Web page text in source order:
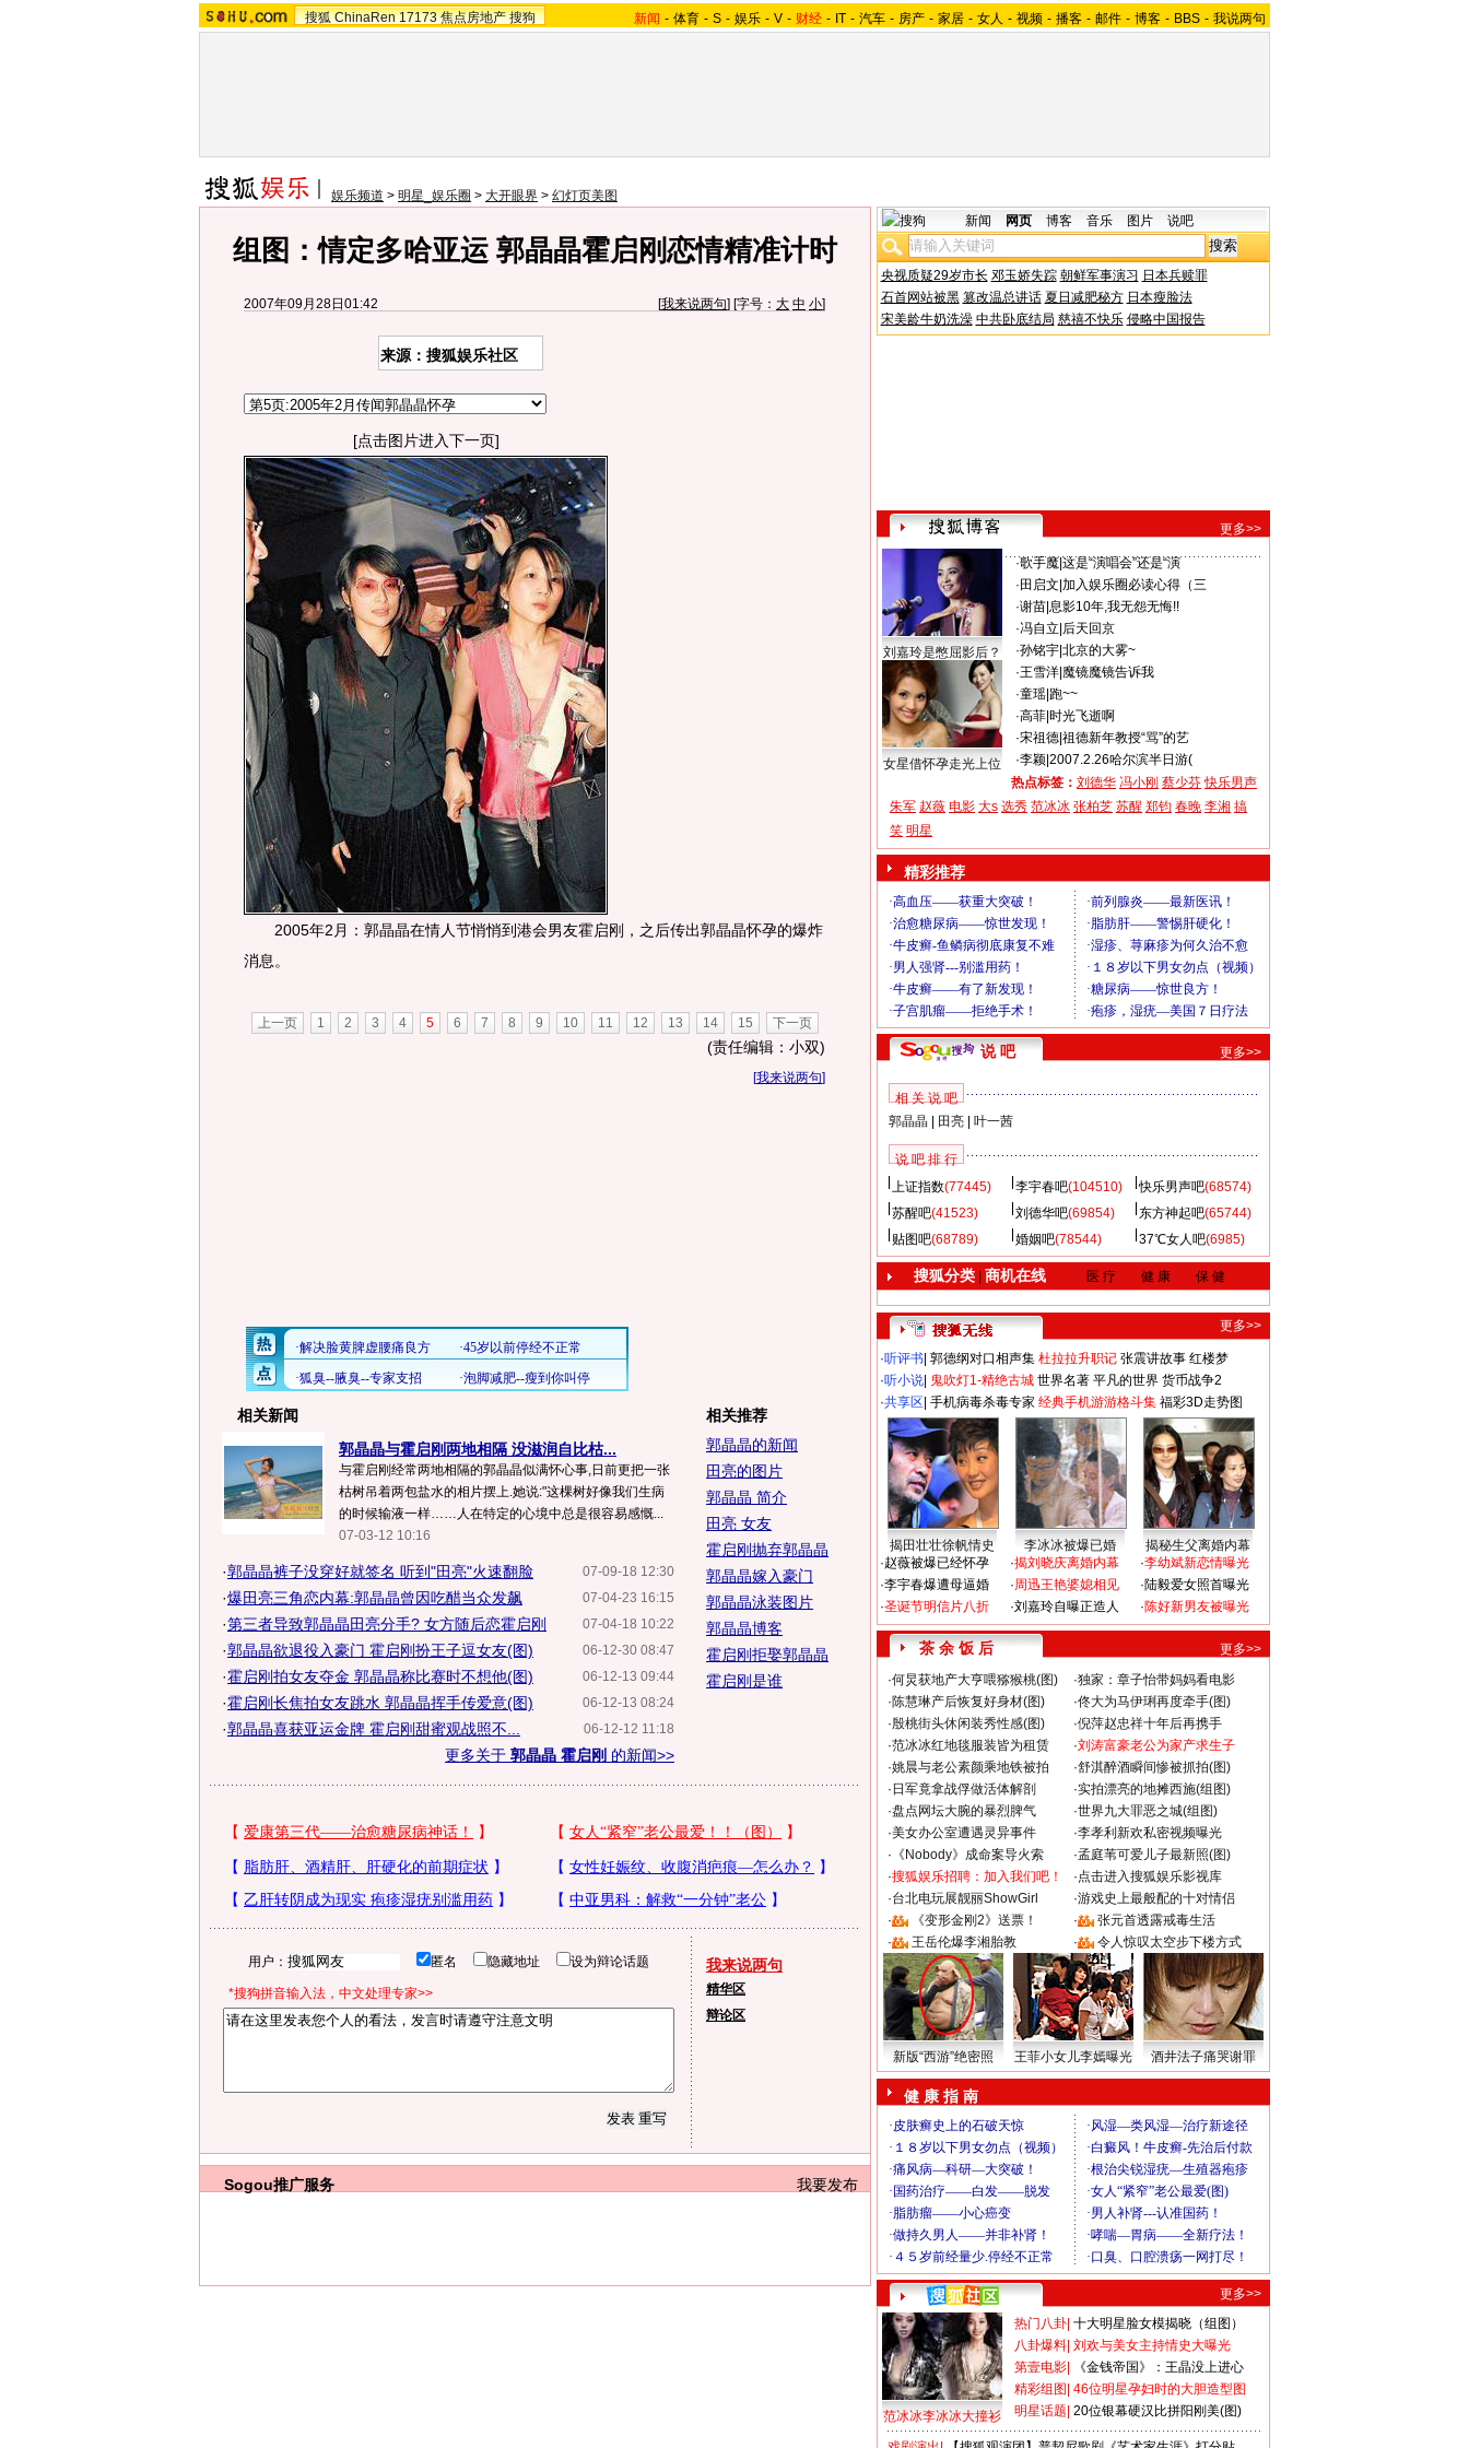
搜狐 ChinaRen 17173 焦点房地产 搜狗 新闻 - 体育 - S - 娱乐 - V - 财经 - IT - 汽车 - 房产 - 家居 - 女人 - 视频 - 播客 - 邮件 - 博客 - BBS - 我说两句
娱乐频道 > 明星_娱乐圈 > 大开眼界 > 幻灯页美图
组图：情定多哈亚运 郭晶晶霍启刚恋情精准计时
2007年09月28日01:42 [我来说两句] [字号： 大 中 小]
来源：搜狐娱乐社区
[点击图片进入下一页]
2005年2月：郭晶晶在情人节悄悄到港会男友霍启刚，之后传出郭晶晶怀孕的爆炸
消息。
上一页 1 2 3 4 5 6 7 8 9 10 11 12 13 14 15 下一页
(责任编辑：小双)
[我来说两句]
相关新闻
郭晶晶与霍启刚两地相隔 没滋润自比枯...
与霍启刚经常两地相隔的郭晶晶似满怀心事,日前更把一张
枯树吊着两包盐水的相片摆上.她说:"这棵树好像我们生病
的时候输液一样……人在特定的心境中总是很容易感慨...
07-03-12 10:16
07-09-18 12:30
·郭晶晶裤子没穿好就签名 听到"田亮"火速翻脸
07-04-23 16:15
·爆田亮三角恋内幕:郭晶晶曾因吃醋当众发飙
07-04-18 10:22
·第三者导致郭晶晶田亮分手? 女方随后恋霍启刚
06-12-30 08:47
·郭晶晶欲退役入豪门 霍启刚扮王子逗女友(图)
06-12-13 09:44
·霍启刚拍女友夺金 郭晶晶称比赛时不想他(图)
06-12-13 08:24
·霍启刚长焦拍女友跳水 郭晶晶挥手传爱意(图)
06-12-12 11:18
·郭晶晶喜获亚运金牌 霍启刚甜蜜观战照不...
更多关于 郭晶晶 霍启刚 的新闻>>
相关推荐
郭晶晶的新闻
田亮的图片
郭晶晶 简介
田亮 女友
霍启刚抛弃郭晶晶
郭晶晶嫁入豪门
郭晶晶泳装图片
郭晶晶博客
霍启刚拒娶郭晶晶
霍启刚是谁
用户： 匿名 隐藏地址 设为辩论话题
*搜狗拼音输入法，中文处理专家>>
我来说两句
精华区
辩论区
我要发布
Sogou推广服务
新闻 网页 博客 音乐 图片 说吧
央视质疑29岁市长 邓玉娇失踪 朝鲜军事演习 日本兵赎罪
石首网站被黑 篡改温总讲话 夏日减肥秘方 日本瘦脸法
宋美龄牛奶洗澡 中共卧底结局 慈禧不快乐 侵略中国报告
更多>>
刘嘉玲是憋屈影后？
女星借怀孕走光上位
·歌手魔| 这是“演唱会”还是“演
· 田启文 加入娱乐圈必读心得（三
·谢苗| 息影10年,我无怨无悔!!
·冯自立 后天回京
·孙铭宇| 北京的大雾~
·王雪洋| 魔镜魔镜告诉我
·童瑶| 跑~~
·高菲| 时光飞逝啊
·宋祖德| 祖德新年教授“骂”的艺
·李颖| 2007.2.26哈尔滨半日游(
热点标签： 刘德华 冯小刚 蔡少芬 快乐男声
朱军 赵薇 电影 大s 选秀 范冰冰 张柏芝 苏醒 郑钧 春晚 李湘 搞
笑 明星
精彩推荐
说 吧 更多>>
相 关 说 吧
郭晶晶| 田亮| 叶一茜
说 吧 排 行
上证指数(77445) 李宇春吧(104510) 快乐男声吧(68574)
苏醒吧(41523) 刘德华吧(69854) 东方神起吧(65744)
贴图吧(68789) 婚姻吧(78544) 37℃女人吧(6985)
搜狐分类| 商机在线 医 疗 健 康 保 健
更多>>
·听评书 郭德纲对口相声集 杜拉拉升职记 张震讲故事 红楼梦
·听小说 鬼吹灯1-精绝古城 世界名著 平凡的世界 货币战争2
·共享区 手机病毒杀毒专家 经典手机游游格斗集 福彩3D走势图
揭田壮壮徐帆情史 李冰冰被爆已婚
揭秘生父离婚内幕
·赵薇被爆已经怀孕
·李宇春爆遭母逼婚
·圣诞节明信片八折
·揭刘晓庆离婚内幕
·周迅王艳婆媳相见
·刘嘉玲自曝正造人
·李幼斌新恋情曝光
·陆毅爱女照首曝光
·陈好新男友被曝光
茶 余 饭 后
更多>>
·何炅获地产大亨喂猕猴桃(图) ·独家：章子怡带妈妈看电影
·陈慧琳产后恢复好身材(图) ·佟大为马伊琍再度牵手(图)
·殷桃街头休闲装秀性感(图) ·倪萍赵忠祥十年后再携手
·范冰冰红地毯服装皆为租赁 ·刘涛富豪老公为家产求生子
·姚晨与老公素颜乘地铁被拍 ·舒淇醉酒瞬间惨被抓拍(图)
· 日军竟拿战俘做活体解剖 ·实拍漂亮的地摊西施(组图)
·盘点网坛大腕的暴烈脾气 ·世界九大罪恶之城(组图)
·美女办公室遭遇灵异事件 ·李孝利新欢私密视频曝光
· 《Nobody》成命案导火索 ·孟庭苇可爱儿子最新照(图)
·搜狐娱乐招聘：加入我们吧！ ·点击进入搜狐娱乐影视库
·台北电玩展靓丽ShowGirl ·游戏史上最般配的十对情侣
·
《变形金刚2》送票！ ·
张元首透露戒毒生活
·
王岳伦爆李湘胎教 · 令人惊叹太空步下楼方式
新版“西游”绝密照 王菲小女儿李嫣曝光 酒井法子痛哭谢罪
健 康 指 南
更多>>
范冰冰李冰冰大撞衫
热门八卦 十大明星脸女模揭晓（组图）
八卦爆料 刘欢与美女主持情史大曝光
第壹电影
《金钱帝国》：王晶没上进心
精彩组图 46位明星孕妇时的大胆造型图
明星话题 20位银幕硬汉比拼阳刚美(图)